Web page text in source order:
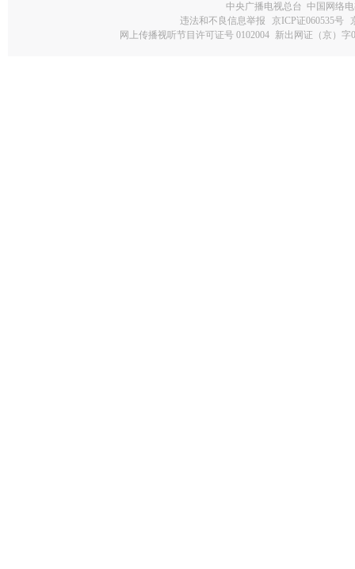
中央广播电视总台 中国网络
违法和不良信息举报
京ICP证060535号
网上传播视听节目许可证号 0102004 新出网证（京）